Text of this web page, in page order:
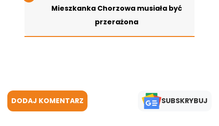
Mieszkanka Chorzowa musiała być
przerażona
DODAJ KOMENTARZ SUBSKRYBUJ